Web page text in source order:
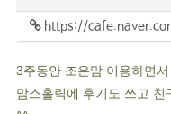
https://
3주동안 조은맘 이용하면
맘스홀릭에 후기도 쓰고